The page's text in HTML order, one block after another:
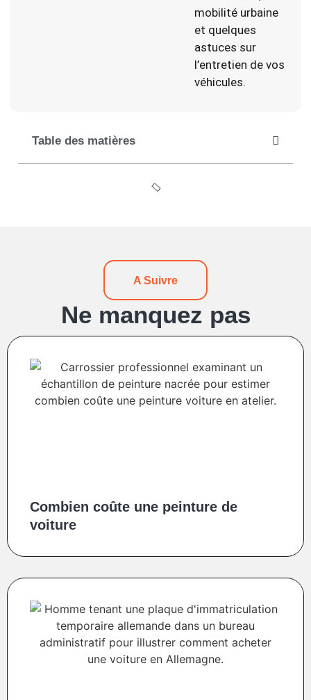
mobilité urbaine
et quelques
astuces sur
l’entretien de vos
véhicules.
Table des matières
A Suivre
Ne manquez pas
Combien coûte une peinture de
voiture